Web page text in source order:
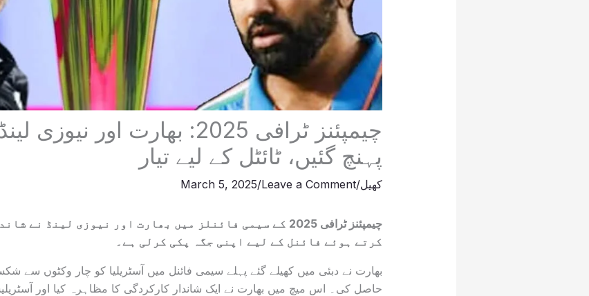
چیمپئنز ٹرافی 2025: بھارت اور
پہنچ گئیں، ٹائٹل کے لیے تیار
کھیل/
Leave a Comment
/
March 5, 2025
چیمپئنز ٹرافی 2025 کے سیمی فائنلز میں بھارت اور نیوزی لینڈ
کرتے ہوئے فائنل کے لیے اپنی جگہ پکی کرلی ہے۔
بھارت نے دبئی میں کھیلے گئے پہلے سیمی فائنل میں آسٹریلیا کو چار وکٹوں سے
حاصل کی۔ اس میچ میں بھارت نے ایک شاندار کارکردگی کا مظاہرہ کیا اور